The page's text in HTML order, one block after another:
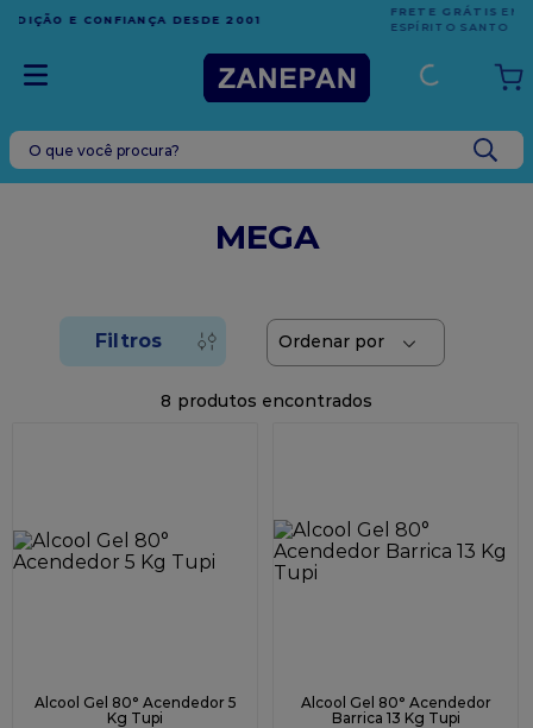
EM COMPRAS ACIMA DE R$1.000,00 PARA O
ESPÍRITO SANTO
O que você procura?
MEGA
8
Alcool Gel 80° Acendedor 5
Kg Tupi
Alcool Gel 80° Acendedor
Barrica 13 Kg Tupi
TERMOS MAIS BUSCADOS
vela
bala
9º
caixa kraft